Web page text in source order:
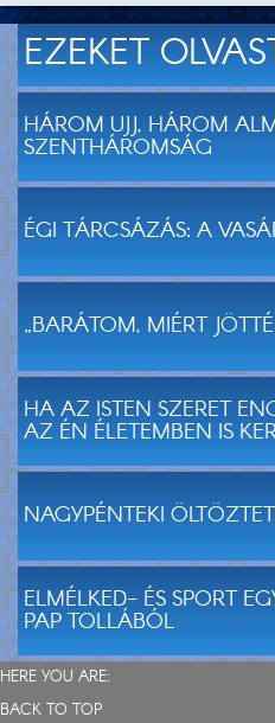
EZEKET
HÁROM UJJ, HÁROM
SZENTHÁROMSÁG
ÉGI TÁRCSÁZÁS: A
„BARÁTOM, MIÉRT
HA AZ ISTEN SZERET
AZ ÉN ÉLETEMBEN IS
NAGYPÉNTEKI
ELMÉLKED- ÉS SPORT
PAP TOLLÁBÓL
HERE YOU ARE:
BACK TO TOP